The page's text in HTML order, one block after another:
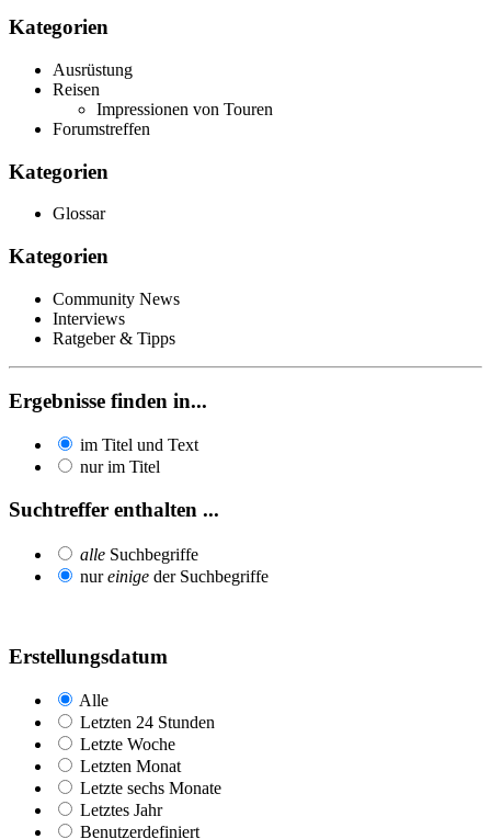
Kategorien
Ausrüstung
Reisen
Impressionen von Touren
Forumstreffen
Kategorien
Glossar
Kategorien
Community News
Interviews
Ratgeber & Tipps
Ergebnisse finden in...
im Titel und Text
nur im Titel
Suchtreffer enthalten ...
alle Suchbegriffe
nureinige der Suchbegriffe
Erstellungsdatum
Alle
Letzten 24 Stunden
Letzte Woche
Letzten Monat
Letzte sechs Monate
Letztes Jahr
Benutzerdefiniert